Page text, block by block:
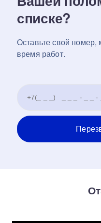
списке?
Оставьте свой
время работ.